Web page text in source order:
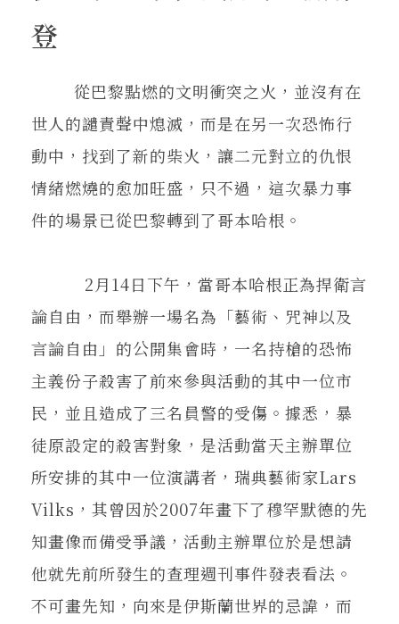
登
從巴黎點燃的文明衝突之火，並沒有在
世人的譴責聲中熄滅，而是在另一次恐怖行
動中，找到了新的柴火，讓二元對立的仇恨
情緒燃燒的愈加旺盛，只不過，這次暴力事
件的場景已從巴黎轉到了哥本哈根。
2月14日下午，當哥本哈根正為捍衛言
論自由，而舉辦一場名為「藝術、咒神以及
言論自由」的公開集會時，一名持槍的恐怖
主義份子殺害了前來參與活動的其中一位市
民，並且造成了三名員警的受傷。據悉，暴
徒原設定的殺害對象，是活動當天主辦單位
所安排的其中一位演講者，瑞典藝術家Lars
Vilks，其曾因於2007年畫下了穆罕默德的先
知畫像而備受爭議，活動主辦單位於是想請
他就先前所發生的查理週刊事件發表看法。
不可畫先知，向來是伊斯蘭世界的忌諱，而